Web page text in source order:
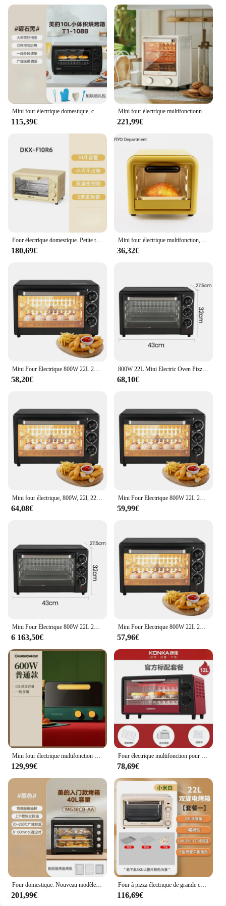
performance and user-friendly design, this set is a
must-have for anyone looking to upgrade their
cooking experience.
Mini four électrique domestique, cuisson spéciale Petit. Multifonctionnel. Tubes supérieurs et inférieurs avec contrôle de température unifié.
115,39€
Mini four électrique multifonctionnel, petit, rétro, vertical, ménage, cuisson, hornos 138 PanadBR, 12 LVIL
221,99€
Four électrique domestique. Petite taille, 10 litres. Idéal pour la cuisson de gâteaux et de pain. Mini et multifonctionnel. Entièrement automatique.
180,69€
Mini four électrique multifonction, four rôti de Chamonix, machine à petit-déjeuner, four à pizza, four à crêpes, four à strass, grille-pain de cuisson
36,32€
Mini Four Électrique 800W 22L 220V, Fours Rôtis Chamonix, Grill, Petit Déjeuner, Biscuits, Gâteaux, Cuisson, Grille-Pain
58,20€
800W 22L Mini Electric Oven Pizza Crepe Bakery Roast Ovens Grill Breakfast Machine Cookies Cake Bread Maker Baking Toaster 220V
68,10€
64,08€
Mini Four Électrique 800W 22L 220V, Fours Rôtis Chamonix, Grill, Petit Déjeuner, Biscuits, Gâteaux, Cuisson, Grille-Pain
59,99€
6 163,50€
Mini Four Électrique 800W 22L 220V, Fours Rôtis Chamonix, Grill, Petit Déjeuner, Biscuits, Gâteaux, Cuisson, Grille-Pain
57,96€
129,99€ 78,69€
201,99€
Four à pizza électrique de grande capacité, 22L, multifonctionnel, cuisson automatique, mini maison, petit four à pizza en plein air
116,69€